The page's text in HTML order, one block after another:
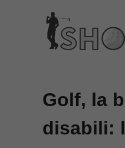
contenuto
Golf, la
disabili: